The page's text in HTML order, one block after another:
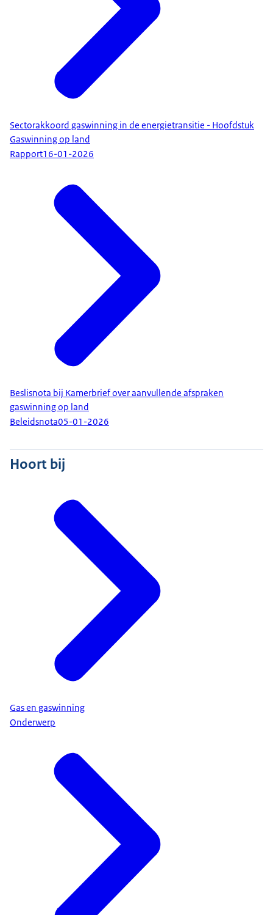
Sectorakkoord gaswinning in de energietransitie - Hoofdstuk
Gaswinning op land
Rapport16-01-2026
Beslisnota bij Kamerbrief over aanvullende afspraken
gaswinning op land
Beleidsnota05-01-2026
Hoort bij
Gas en gaswinning
Onderwerp